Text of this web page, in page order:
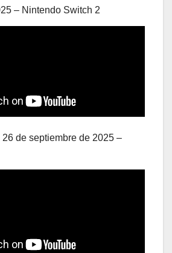
– Nintendo Switch 2
| 26 de septiembre de 2025 –